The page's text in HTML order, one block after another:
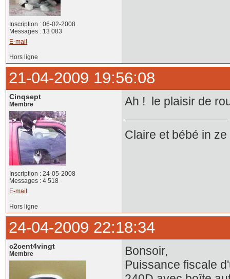
Inscription : 06-02-2008
Messages : 13 083
E-mail
Hors ligne
21-04-2009 19:56:08
Cinqsept
Membre
Inscription : 24-05-2008
Messages : 4 518
E-mail
Ah ! le plaisir de
Claire et bébé in
Hors ligne
24-04-2009 22:18:34
c2cent4vingt
Membre
Bonsoir,
Puissance fiscale